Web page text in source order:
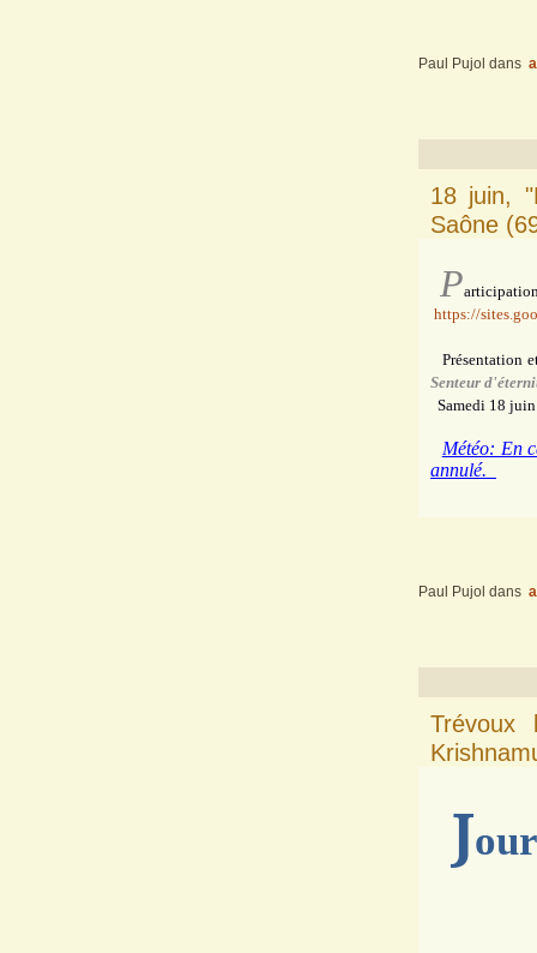
Paul Pujol dans
18 juin,
Saône
P
https://
Présentation
Senteur
Samedi 18 juin
Météo: En
annulé.
Paul Pujol dans
J